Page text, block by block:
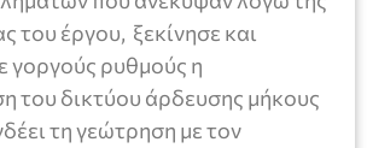
του έργου, ξεκίνησε και
γοργούς ρυθμούς η
του δικτύου άρδευσης μήκους
τη γεώτρηση με τον